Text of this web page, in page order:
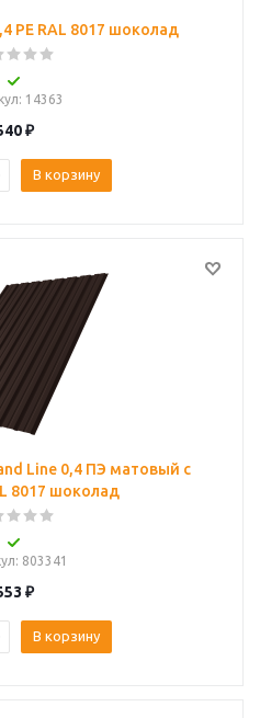
PE RAL 8017 шоколад
: 14363
₽
В корзину
Line 0,4 ПЭ матовый с
8017 шоколад
: 803341
₽
В корзину